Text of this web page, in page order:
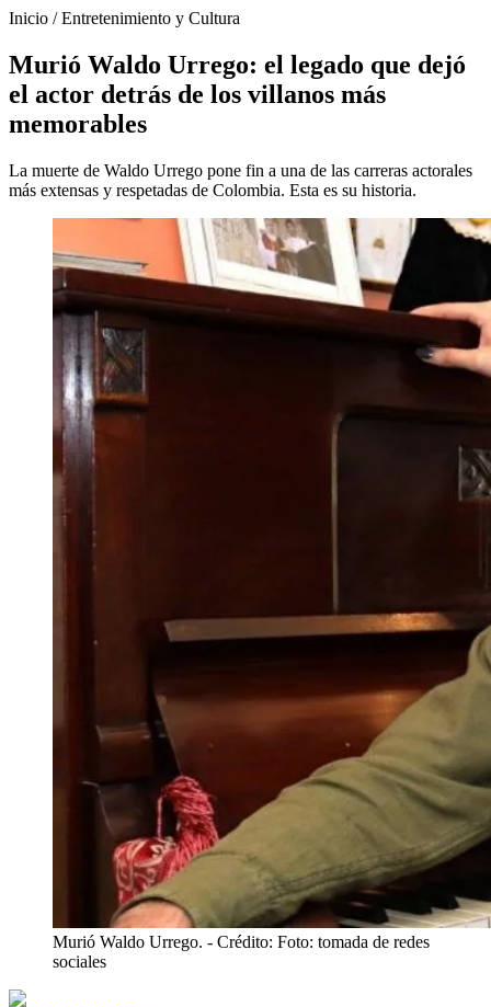
Inicio /Entretenimiento y Cultura
Murió Waldo Urrego: el legado que dejó
el actor detrás de los villanos más
memorables
La muerte de Waldo Urrego pone fin a una de las carreras actorales
más extensas y respetadas de Colombia. Esta es su historia.
Murió Waldo Urrego. - Crédito: Foto: tomada de redes
sociales